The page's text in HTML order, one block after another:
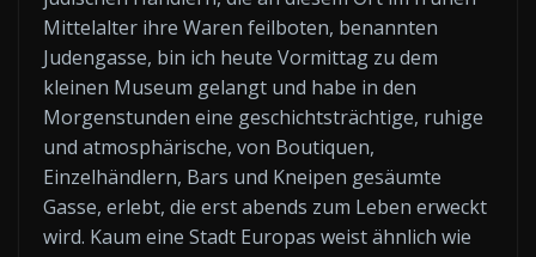
Mittelalter ihre Waren feilboten, benannten
Judengasse, bin ich heute Vormittag zu dem
kleinen Museum gelangt und habe in den
Morgenstunden eine geschichtsträchtige, ruhige
und atmosphärische, von Boutiquen,
Einzelhändlern, Bars und Kneipen gesäumte
Gasse, erlebt, die erst abends zum Leben erweckt
wird. Kaum eine Stadt Europas weist ähnlich wie